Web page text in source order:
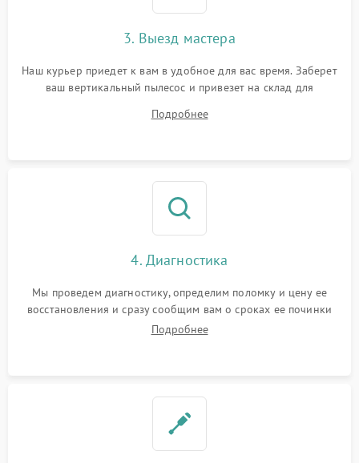
3. Выезд мастера
Наш курьер приедет к вам в удобное для вас время. Заберет
ваш вертикальный пылесос и привезет на склад для
Подробнее
4. Диагностика
Мы проведем диагностику, определим поломку и цену ее
восстановления и сразу сообщим вам о сроках ее починки
Подробнее